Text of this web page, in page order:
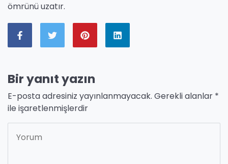
ömrünü uzatır.
Bir yanıt yazın
E-posta adresiniz yayınlanmayacak. Gerekli alanlar *
ile işaretlenmişlerdir